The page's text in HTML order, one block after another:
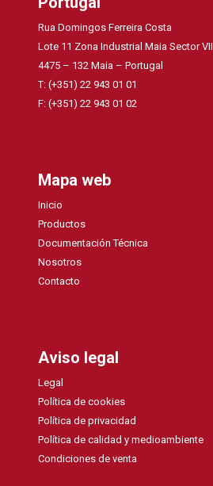
Rua Domingos Ferreira Costa
Lote 11 Zona Industrial Maia Sector VII
4475 – 132 Maia – Portugal
T: (+351) 22 943 01 01
F: (+351) 22 943 01 02
Mapa web
Inicio
Productos
Documentación Técnica
Nosotros
Contacto
Aviso legal
Legal
Política de cookies
Política de privacidad
Política de calidad y medioambiente
Condiciones de venta